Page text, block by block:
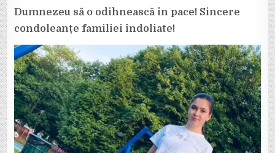
Dumnezeu să o odihnească în pace! Sincere
condoleanțe familiei îndoliate!